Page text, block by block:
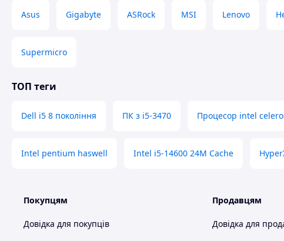
Asus Gigabyte ASRock MSI Lenovo
Supermicro
ТОП теги
Dell i5 8 покоління ПК з i5-3470 Процесор intel
Intel pentium haswell Intel i5-14600 24M Cache
Покупцям
Довідка для покупців
Продавцям
Довідка для